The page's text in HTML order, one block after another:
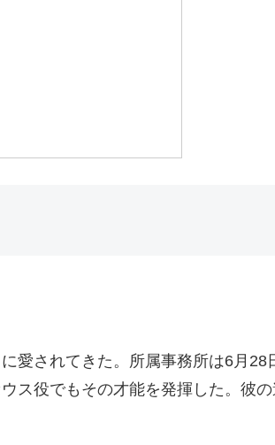
愛されてきた。所属事務所は6月
ス役でもその才能を発揮した。彼